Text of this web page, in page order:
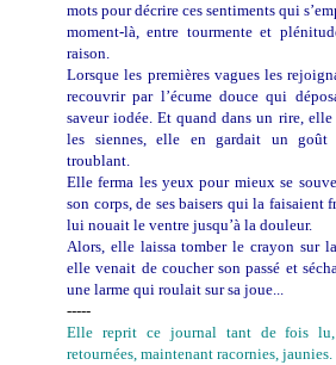
mots pour décrire ces sentiments qui
moment-là, entre tourmente et
raison.
Lorsque les premières vagues les
recouvrir par l’écume douce qui
saveur iodée. Et quand dans un rire, elle
les siennes, elle en gardait un
troublant.
Elle ferma les yeux pour mieux se
son corps, de ses baisers qui la faisaient
lui nouait le ventre jusqu’à la douleur.
Alors, elle laissa tomber le crayon sur
elle venait de coucher son passé et
une larme qui roulait sur sa joue...
-----
Elle reprit ce journal tant de fois lu,
retournées, maintenant racornies, jaunies.